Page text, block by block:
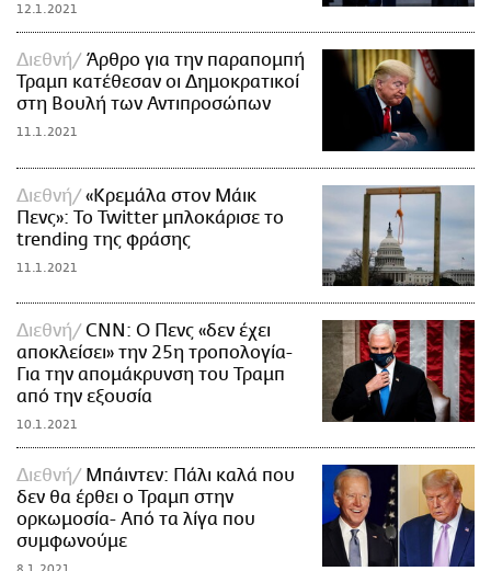
12.1.2021
Διεθνή
Άρθρο για την παραπομπή
Τραμπ κατέθεσαν οι Δημοκρατικοί
στη Βουλή των Αντιπροσώπων
11.1.2021
Διεθνή
«Κρεμάλα στον Μάικ
Πενς»: Το Twitter μπλοκάρισε το
trending της φράσης
11.1.2021
Διεθνή
CNN: Ο Πενς «δεν έχει
αποκλείσει» την 25η τροπολογία-
Για την απομάκρυνση του Τραμπ
από την εξουσία
10.1.2021
Διεθνή
Μπάιντεν: Πάλι καλά που
δεν θα έρθει ο Τραμπ στην
ορκωμοσία- Από τα λίγα που
συμφωνούμε